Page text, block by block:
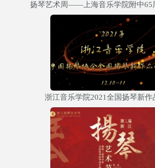
扬琴艺术周——上海音乐学院附中65
浙江音乐学院2021全国扬琴新作